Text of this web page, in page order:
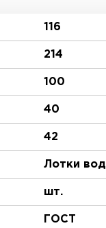
116
214
100
40
42
Лотки
шт.
ГОСТ